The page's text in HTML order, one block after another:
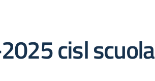
cisl scuola